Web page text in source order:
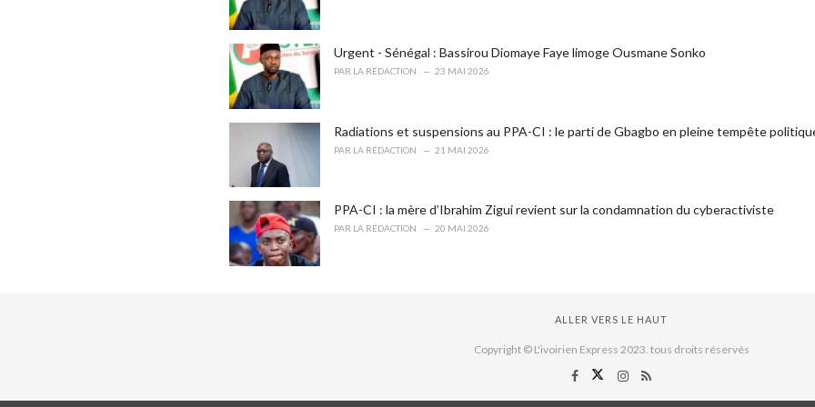
Urgent - Sénégal : Bassirou Diomaye Faye limoge Ousmane Sonko
PAR LA RÉDACTION 23 MAI 2026
Radiations et suspensions au PPA-CI : le parti de Gbagbo en pleine tempête
PAR LA RÉDACTION 21 MAI 2026
PPA-CI : la mère d’Ibrahim Zigui revient sur la condamnation du cyberactiviste
PAR LA RÉDACTION 20 MAI 2026
ALLER VERS LE HAUT
Copyright © L'ivoirien Express 2023. tous droits réservés